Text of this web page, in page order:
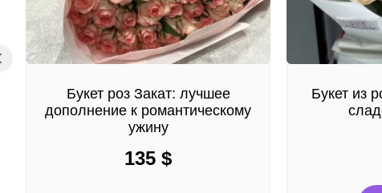
Букет роз Закат: лучшее
дополнение к романтическому
ужину
135 $
Букет из